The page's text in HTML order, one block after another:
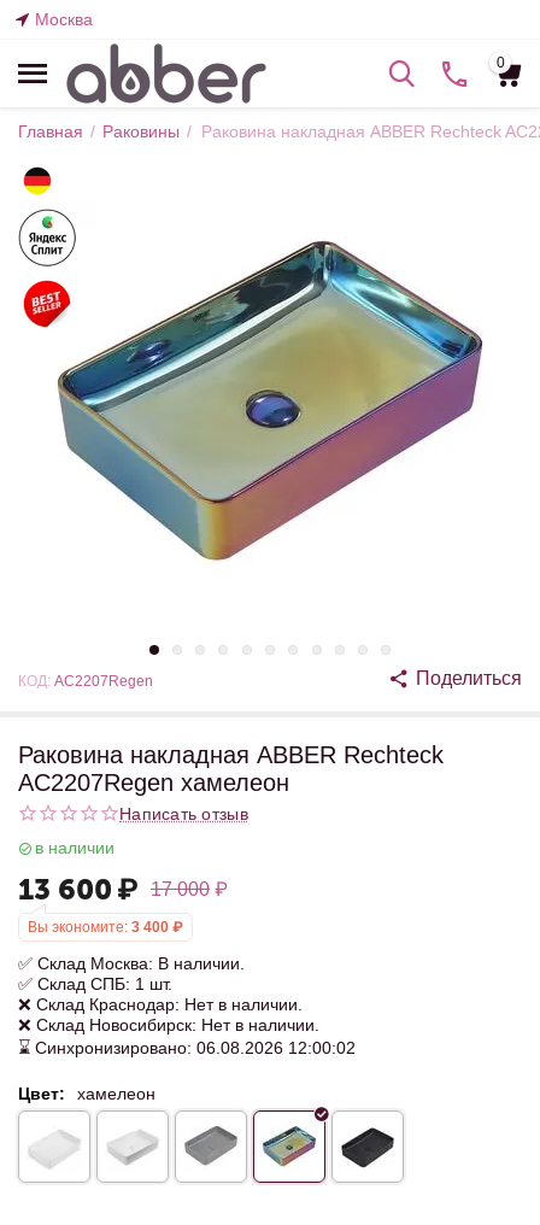
Москва
0
Главная / Раковины / Раковина накладная ABBER Rechteck
КОД: AC2207Regen Поделиться
Раковина накладная ABBER Rechteck
AC2207Regen хамелеон
Написать отзыв
в наличии
13 600 ₽ 17 000 ₽
Вы экономите: 3 400 ₽
✅ Склад Москва: В наличии.
✅ Склад СПБ: 1 шт.
❌ Склад Краснодар: Нет в наличии.
❌ Склад Новосибирск: Нет в наличии.
⌛ Синхронизировано: 06.08.2026 12:00:02
Цвет: хамелеон